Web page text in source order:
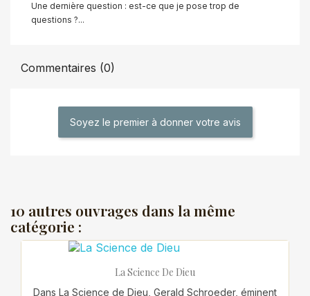
Une dernière question : est-ce que je pose trop de
questions ?...
Commentaires (0)
Soyez le premier à donner votre avis
10 autres ouvrages dans la même
catégorie :
La Science De Dieu
Dans La Science de Dieu, Gerald Schroeder, éminent